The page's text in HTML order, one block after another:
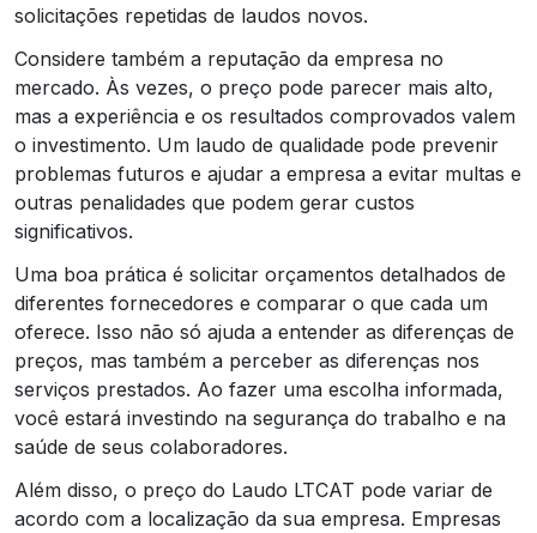
solicitações repetidas de laudos novos.
Considere também a reputação da empresa no
mercado. Às vezes, o preço pode parecer mais alto,
mas a experiência e os resultados comprovados valem
o investimento. Um laudo de qualidade pode prevenir
problemas futuros e ajudar a empresa a evitar multas e
outras penalidades que podem gerar custos
significativos.
Uma boa prática é solicitar orçamentos detalhados de
diferentes fornecedores e comparar o que cada um
oferece. Isso não só ajuda a entender as diferenças de
preços, mas também a perceber as diferenças nos
serviços prestados. Ao fazer uma escolha informada,
você estará investindo na segurança do trabalho e na
saúde de seus colaboradores.
Além disso, o preço do Laudo LTCAT pode variar de
acordo com a localização da sua empresa. Empresas